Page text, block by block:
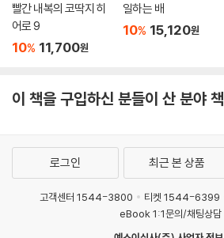
빨간 내복의 코딱지 히
어로 9
10% 11,700원
일하는 배
10% 15,120원
이 책을 구입하신 분들이 산 분야 책
로그인 최근 본 상품
고객센터 1544-3800 티켓 1544-6399
eBook 1:1문의/채팅상담